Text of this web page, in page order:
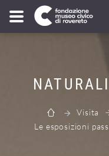
Visita
Le esposizioni